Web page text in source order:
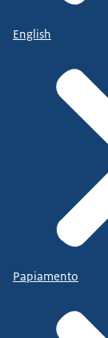
English
Papiamento